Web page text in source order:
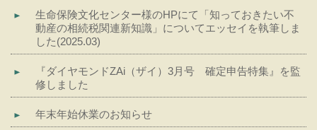
生命保険文化センター様のHPにて「知っておきたい不
動産の相続税関連新知識」についてエッセイを執筆しま
した(2025.03)
『ダイヤモンドZAi（ザイ）3月号 確定申告特集』を監
修しました
年末年始休業のお知らせ